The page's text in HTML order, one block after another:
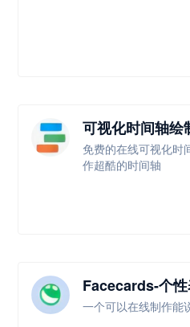
可视化时间轴绘
Graphics
免费的在线可视化时
作超酷的时间轴
Facecards-个
一个可以在线制作能